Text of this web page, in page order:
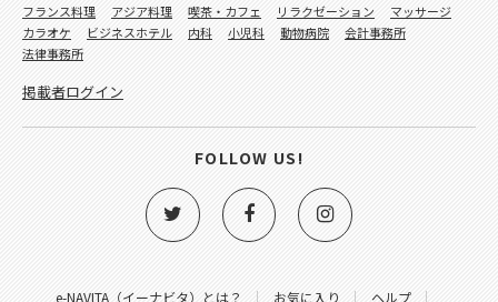
e-NAVITA（イーナビタ）とは？ お気に入り ヘルプ
フランス料理
アジア料理 喫茶・カフェ リラクゼーション
マッサージ
カラオケ
ビジネスホテル 内科 小児科 動物病院
会計事務所
法律事務所
掲載者ログイン
FOLLOW US!